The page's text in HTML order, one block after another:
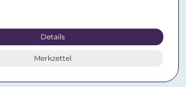
Details
Merkzettel